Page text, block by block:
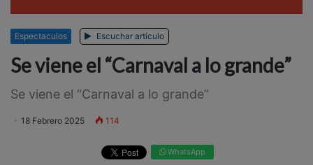
Espectaculos Escuchar artículo
Se viene el “Carnaval a lo grande”
Se viene el “Carnaval a lo grande”
18 Febrero 2025 114
WhatsApp